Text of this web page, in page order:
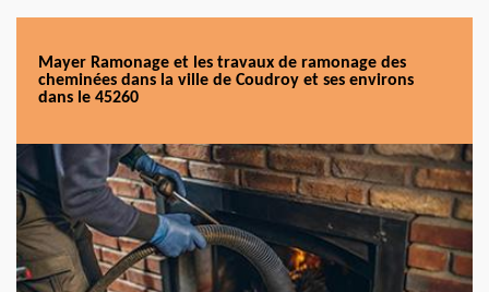
Mayer Ramonage et les travaux de ramonage des
cheminées dans la ville de Coudroy et ses environs
dans le 45260